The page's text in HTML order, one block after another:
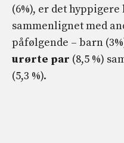
(6%), er det
sammenlignet med
påfølgende – barn
urørte par (8,5 %)
(5,3 %).